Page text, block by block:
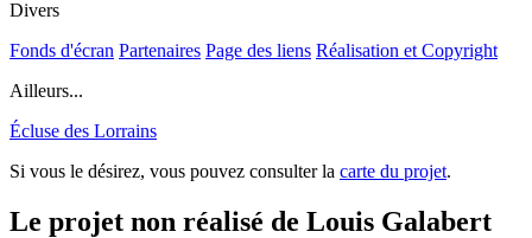
Divers
Fonds d'écran Partenaires Page des liens Réalisation et Copyright
Ailleurs...
Écluse des Lorrains
Si vous le désirez, vous pouvez consulter la carte du projet.
Le projet non réalisé de Louis Galabert